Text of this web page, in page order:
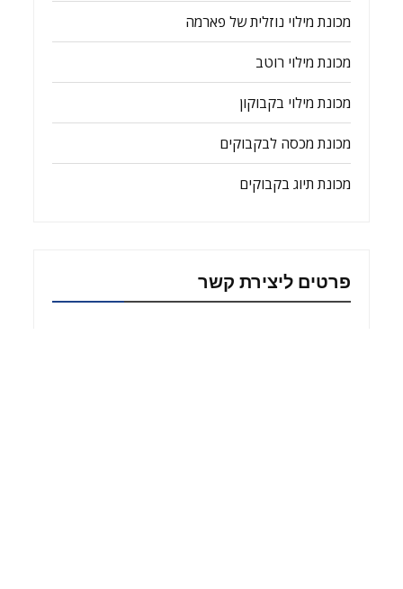
מכונת מילוי נוזלית של פארמה
מכונת מילוי רוטב
מכונת מילוי בקבוקון
מכונת מכסה לבקבוקים
מכונת תיוג בקבוקים
פרטים ליצירת קשר
Cilina